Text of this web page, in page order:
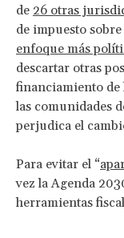
de 26 otras
de impuesto
enfoque más
descartar otras
financiamiento
las comunidades
perjudica el
Para evitar el “
vez la Agenda
herramientas